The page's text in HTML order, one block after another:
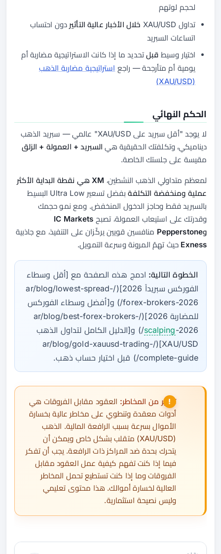
لحجم لوتهم
تداول XAU/USD
خلال الأخبار عالية التأثير دون احتساب
اتساعات السبريد
اختيار وسيط قبلتحديد ما إذا كانت الاستراتيجية مضاربة أم
يومية أم متأرجحة — راجع استراتيجية مضاربة الذهب
(XAU/USD)
الحكم النهائي
لا يوجد "أقل سبريد على XAU/USD" عالمي — سبريد الذهب
ديناميكي، وتكلفتك الحقيقية هي السبريد + العمولة + الزلق
مقيسة على جلستك الخاصة.
لمعظم متداولي الذهب النشطين،
XM هي نقطة البداية الأكثر
عملية ومنخفضة التكلفة
بفضل تسعير Ultra Low البسيط
بالسبريد فقط وحاجز الدخول المنخفض. ومع نمو حجمك
وقدرتك على استيعاب العمولة، تصبح IC Markets
وPepperstone
منافسين قويين يركّزان على التنفيذ، مع جاذبية
Exness حيث تهمّ المرونة وسرعة التمويل.
الخطوة التالية: ادمج هذه الصفحة مع [أقل وسطاء
الفوركس سبريداً 2026](/ar/blog/lowest-spread-
forex-brokers-2026/) و[أفضل وسطاء الفوركس
للمضاربة 2026](/ar/blog/best-forex-brokers-
scalping-2026/) و[الدليل الكامل لتداول الذهب
XAU/USD](/ar/blog/gold-xauusd-trading-
complete-guide/) قبل اختيار حساب ذهب.
تحذير من المخاطر: العقود مقابل الفروقات هي
أدوات معقدة وتنطوي على مخاطر عالية بخسارة
الأموال بسرعة بسبب الرافعة المالية. الذهب
(XAU/USD) متقلب بشكل خاص ويمكن أن
يتحرك بحدة ضد المراكز ذات الرافعة. يجب أن تفكر
فيما إذا كنت تفهم كيفية عمل العقود مقابل
الفروقات وما إذا كنت تستطيع تحمل المخاطر
العالية لخسارة أموالك. هذا محتوى تعليمي
وليس نصيحة استثمارية.